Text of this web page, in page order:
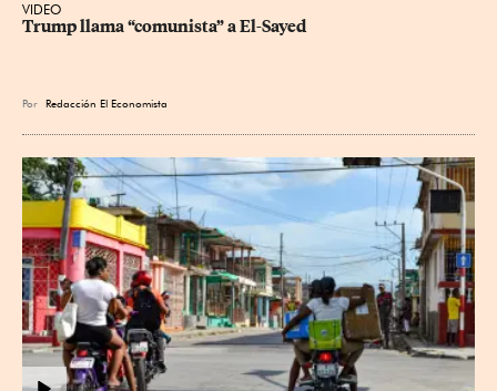
VIDEO
Trump llama “comunista” a El-Sayed
Por Redacción El Economista